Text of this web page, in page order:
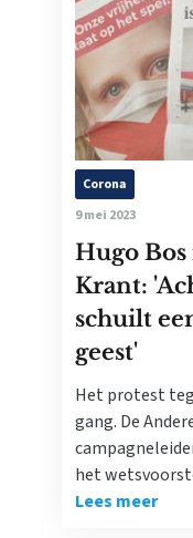
Corona
9 mei 2023
Hugo
Krant:
schuilt
geest'
Het protest
gang. De
het
Lees meer